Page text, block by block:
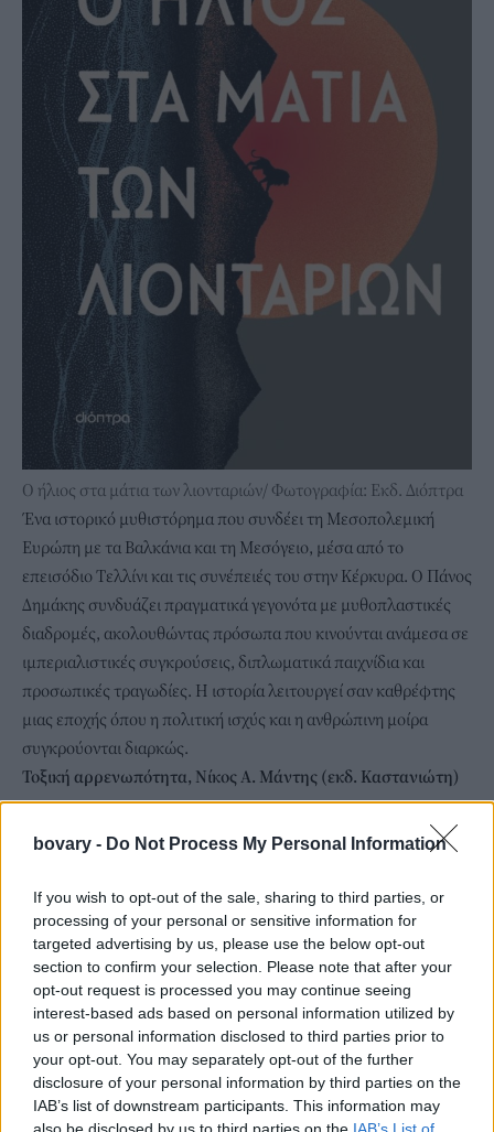
bovary - Do Not Process My Personal Information
If you wish to opt-out of the sale, sharing to third parties, or
processing of your personal or sensitive information for
targeted advertising by us, please use the below opt-out
section to confirm your selection. Please note that after your
opt-out request is processed you may continue seeing
interest-based ads based on personal information utilized by
us or personal information disclosed to third parties prior to
your opt-out. You may separately opt-out of the further
disclosure of your personal information by third parties on the
IAB’s list of downstream participants. This information may
Ο ήλιος στα μάτια των λιονταριών/ Φωτογραφία: Εκδ. Διόπτρα
Ένα ιστορικό μυθιστόρημα που συνδέει τη Μεσοπολεμική
Ευρώπη με τα Βαλκάνια και τη Μεσόγειο, μέσα από το
επεισόδιο Τελλίνι και τις συνέπειές του στην Κέρκυρα. Ο Πάνος
Δημάκης συνδυάζει πραγματικά γεγονότα με μυθοπλαστικές
διαδρομές, ακολουθώντας πρόσωπα που κινούνται ανάμεσα σε
ιμπεριαλιστικές συγκρούσεις, διπλωματικά παιχνίδια και
προσωπικές τραγωδίες. Η ιστορία λειτουργεί σαν καθρέφτης
μιας εποχής όπου η πολιτική ισχύς και η ανθρώπινη μοίρα
συγκρούονται διαρκώς.
Τοξική αρρενωπότητα, Νίκος Α. Μάντης (εκδ. Καστανιώτη)